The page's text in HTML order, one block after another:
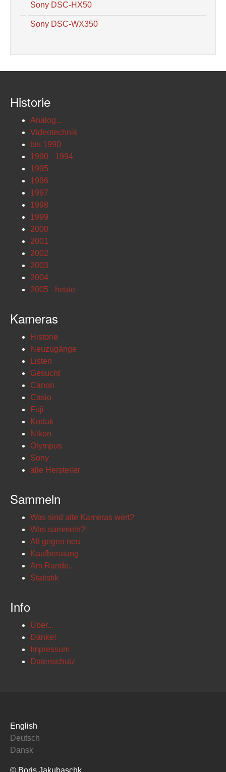
Sony DSC-HX50
Sony DSC-WX350
Historie
Analog...
Videotechnik
bis 1990
1990 - 1994
1995
1996
1997
1998
1999
2000
2001
2002
2003
2004
2005 - heute
Kameras
Historie
Neuzugänge
Listen
Gesucht
Canon
Casio
Fuji
Kodak
Nikon
Olympus
Sony
alle Hersteller
Sammeln
Was sind alte Kameras wert?
Was sammeln?
Alt gegen neu
Kaufberatung
Am Rande...
Statistik
Info
Über...
Danke!
Impressum
Datenschutz
English
Deutsch
Dansk
© Boris Jakubaschk